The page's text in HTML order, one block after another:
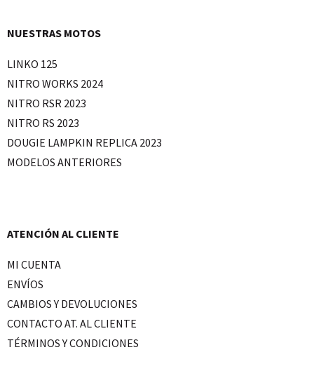
NUESTRAS MOTOS
LINKO 125
NITRO WORKS 2024
NITRO RSR 2023
NITRO RS 2023
DOUGIE LAMPKIN REPLICA 2023
MODELOS ANTERIORES
ATENCIÓN AL CLIENTE
MI CUENTA
ENVÍOS
CAMBIOS Y DEVOLUCIONES
CONTACTO AT. AL CLIENTE
TÉRMINOS Y CONDICIONES